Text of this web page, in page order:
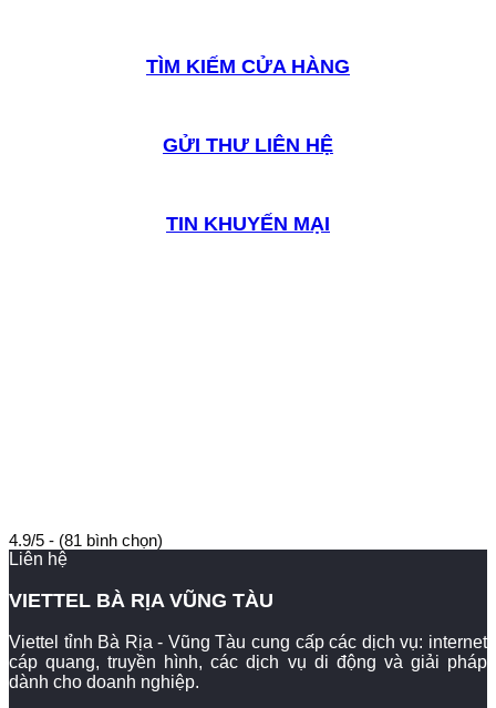
TÌM KIẾM CỬA HÀNG
GỬI THƯ LIÊN HỆ
TIN KHUYẾN MẠI
4.9/5 - (81 bình chọn)
Liên hệ
VIETTEL BÀ RỊA VŨNG TÀU
Viettel tỉnh Bà Rịa - Vũng Tàu cung cấp các dịch vụ: internet
cáp quang, truyền hình, các dịch vụ di động và giải pháp
dành cho doanh nghiệp.